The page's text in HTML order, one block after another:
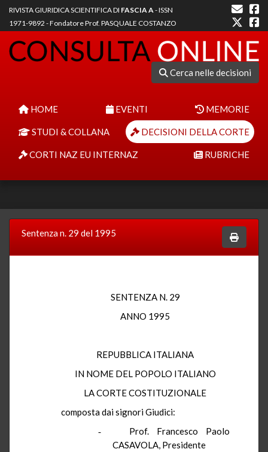
RIVISTA GIURIDICA SCIENTIFICA DI FASCIA A- ISSN
1971-9892 - Fondatore Prof. PASQUALE COSTANZO
Cerca nelle decisioni
HOME EVENTI MEMORIE
STUDI & COLLANA DECISIONI DELLA CORTE
CORTI NAZ EU INTERNAZ RUBRICHE
Sentenza n. 29 del 1995
SENTENZA N. 29
ANNO 1995
REPUBBLICA ITALIANA
IN NOME DEL POPOLO ITALIANO
LA CORTE COSTITUZIONALE
composta dai signori Giudici:
-
Prof. Francesco Paolo
CASAVOLA, Presidente